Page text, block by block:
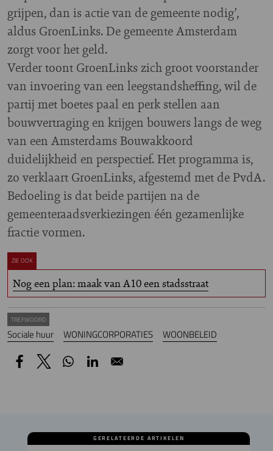
grijpen, dan is actie van de gemeente nodig’,
aldus GroenLinks. De gemeente Amsterdam
zorgt voor het geld.
Verder toont GroenLinks zich groot voorstander
van invoering van een leegstandsheffing, wil de
partij met boetes paal en perk stellen aan
bouwvertraging en krijgen bouwers langs de weg
van een Amsterdams Bouwakkoord
duidelijkheid en perspectief. Het programma is,
zo verklaart GroenLinks, afgestemd met de PvdA.
Bedoeling is dat beide partijen na de
gemeenteraadsverkiezingen één gezamenlijke
fractie vormen.
ZIE OOK
Nog een plan: maak van A10 een stadsstraat
TREFWOORD
Sociale huur WONINGCORPORATIES WOONBELEID
GERELATEERDE ARTIKELEN